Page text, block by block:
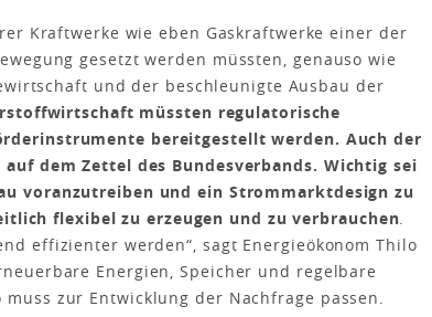
Kraftwerke wie eben Gaskraftwerke einer der
gesetzt werden müssten, genauso wie
und der beschleunigte Ausbau der
müssten regulatorische
bereitgestellt werden. Auch der
dem Zettel des Bundesverbands. Wichtig sei
voranzutreiben und ein Strommarktdesign zu
flexibel zu erzeugen und zu verbrauchen.
effizienter werden“, sagt Energieökonom Thilo
Energien, Speicher und regelbare
zur Entwicklung der Nachfrage passen.